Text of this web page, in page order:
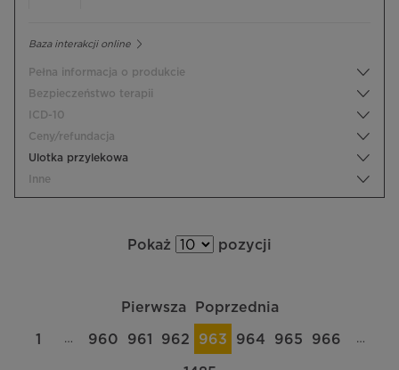
Baza interakcji online
Pełna informacja o produkcie
Bezpieczeństwo terapii
ICD-10
Ceny/refundacja
Ulotka przylekowa
Inne
Pokaż pozycji
Pierwsza Poprzednia
1 … 960 961 962 963 964 965 966 …